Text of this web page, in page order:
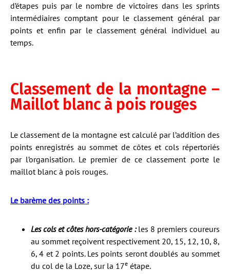
d’étapes puis par le nombre de victoires dans les sprints
intermédiaires comptant pour le classement général par
points et enfin par le classement général individuel au
temps.
Classement de la montagne –
Maillot blanc à pois rouges
Le classement de la montagne est calculé par l’addition des
points enregistrés au sommet de côtes et cols répertoriés
par l’organisation. Le premier de ce classement porte le
maillot blanc à pois rouges.
Le barème des points :
Les cols et côtes hors-catégorie :les 8 premiers coureurs
au sommet reçoivent respectivement 20, 15, 12, 10, 8,
6, 4 et 2 points. Les points seront doublés au sommet
du col de la Loze, sur la 17e étape.